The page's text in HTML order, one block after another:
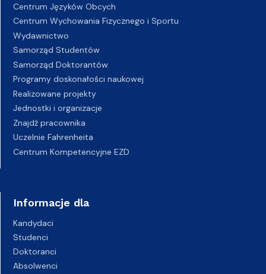
Centrum Języków Obcych
Centrum Wychowania Fizycznego i Sportu
Wydawnictwo
Samorząd Studentów
Samorząd Doktorantów
Programy doskonałości naukowej
Realizowane projekty
Jednostki i organizacje
Znajdź pracownika
Uczelnie Fahrenheita
Centrum Kompetencyjne EZD
Informacje dla
Kandydaci
Studenci
Doktoranci
Absolwenci